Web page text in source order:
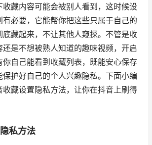
收藏内容可能会被别人看到，这时候设
有必要，它能帮你把这些只属于自己的
底藏起来，不让其他人窥探。不管是收
是不想被熟人知道的趣味视频，开启
你自己能看到收藏列表，既能安心保存
护好自己的个人兴趣隐私。下面小编
收藏设置隐私方法，让你在抖音上刷得
私方法